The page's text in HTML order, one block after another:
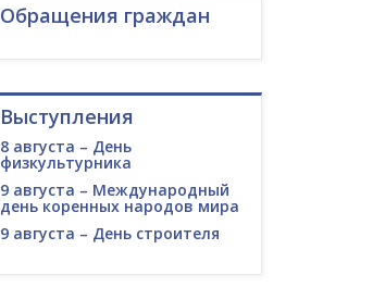
Обращения граждан
Выступления
8 августа – День
физкультурника
9 августа – Международный
день коренных народов мира
9 августа – День строителя